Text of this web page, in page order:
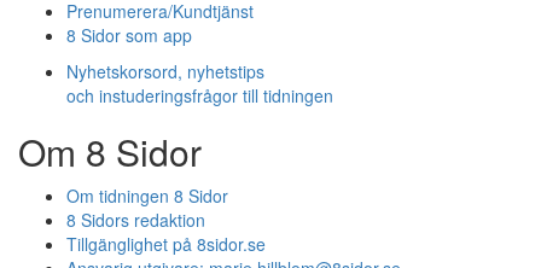
Prenumerera/Kundtjänst
8 Sidor som app
Nyhetskorsord, nyhetstips
och instuderingsfrågor till tidningen
Om 8 Sidor
Om tidningen 8 Sidor
8 Sidors redaktion
Tillgänglighet på 8sidor.se